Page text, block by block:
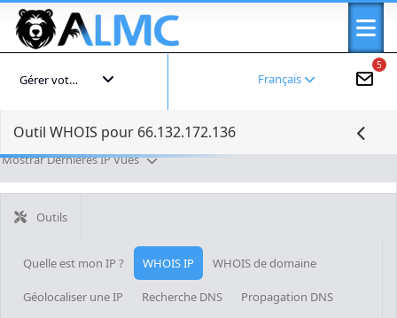
5
Français
Gérer votre compte
Outil WHOIS pour 66.132.172.136
Mostrar Dernières IP Vues
Outils
Quelle est mon IP ? WHOIS IP WHOIS de domaine
Géolocaliser une IP Recherche DNS Propagation DNS